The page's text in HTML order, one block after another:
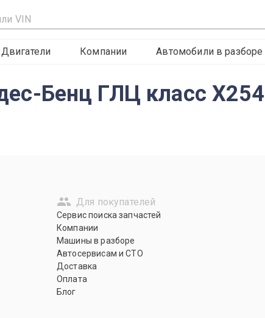
Двигатели Компании Автомобили в разборе
Бенц ГЛЦ класс
Для покупателей
Сервис поиска запчастей
Компании
Машины в разборе
Автосервисам и СТО
Доставка
Оплата
Блог